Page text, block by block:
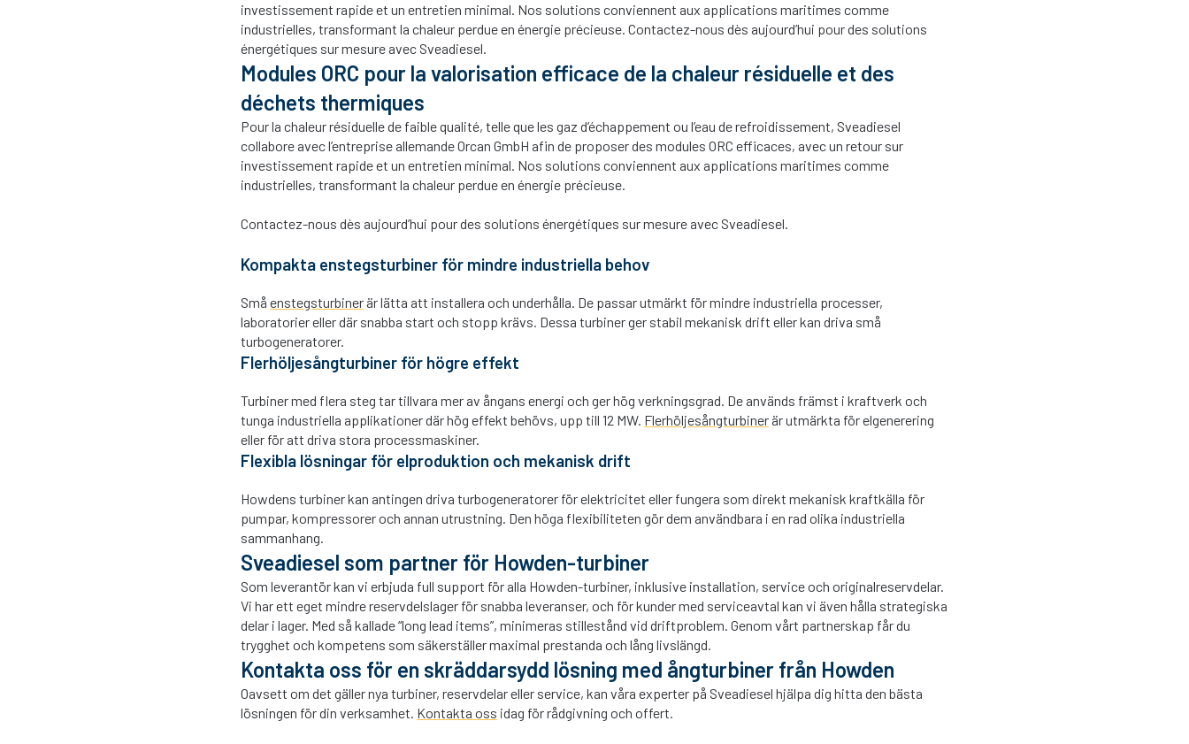
investissement rapide et un entretien minimal. Nos solutions conviennent aux applications maritimes comme
industrielles, transformant la chaleur perdue en énergie précieuse. Contactez-nous dès aujourd’hui pour des solutions
énergétiques sur mesure avec Sveadiesel.
Modules ORC pour la valorisation efficace de la chaleur résiduelle et des
déchets thermiques
Pour la chaleur résiduelle de faible qualité, telle que les gaz d’échappement ou l’eau de refroidissement, Sveadiesel
collabore avec l’entreprise allemande Orcan GmbH afin de proposer des modules ORC efficaces, avec un retour sur
investissement rapide et un entretien minimal. Nos solutions conviennent aux applications maritimes comme
industrielles, transformant la chaleur perdue en énergie précieuse.
Contactez-nous dès aujourd’hui pour des solutions énergétiques sur mesure avec Sveadiesel.
Kompakta enstegsturbiner för mindre industriella behov
Små enstegsturbiner är lätta att installera och underhålla. De passar utmärkt för mindre industriella processer,
laboratorier eller där snabba start och stopp krävs. Dessa turbiner ger stabil mekanisk drift eller kan driva små
turbogeneratorer.
Flerhöljesångturbiner för högre effekt
Turbiner med flera steg tar tillvara mer av ångans energi och ger hög verkningsgrad. De används främst i kraftverk och
tunga industriella applikationer där hög effekt behövs, upp till 12 MW. Flerhöljesångturbiner är utmärkta för elgenerering
eller för att driva stora processmaskiner.
Flexibla lösningar för elproduktion och mekanisk drift
Howdens turbiner kan antingen driva turbogeneratorer för elektricitet eller fungera som direkt mekanisk kraftkälla för
pumpar, kompressorer och annan utrustning. Den höga flexibiliteten gör dem användbara i en rad olika industriella
sammanhang.
Sveadiesel som partner för Howden-turbiner
Som leverantör kan vi erbjuda full support för alla Howden-turbiner, inklusive installation, service och originalreservdelar.
Vi har ett eget mindre reservdelslager för snabba leveranser, och för kunder med serviceavtal kan vi även hålla strategiska
delar i lager. Med så kallade “long lead items”, minimeras stillestånd vid driftproblem. Genom vårt partnerskap får du
trygghet och kompetens som säkerställer maximal prestanda och lång livslängd.
Kontakta oss för en skräddarsydd lösning med ångturbiner från Howden
Oavsett om det gäller nya turbiner, reservdelar eller service, kan våra experter på Sveadiesel hjälpa dig hitta den bästa
lösningen för din verksamhet. Kontakta oss idag för rådgivning och offert.